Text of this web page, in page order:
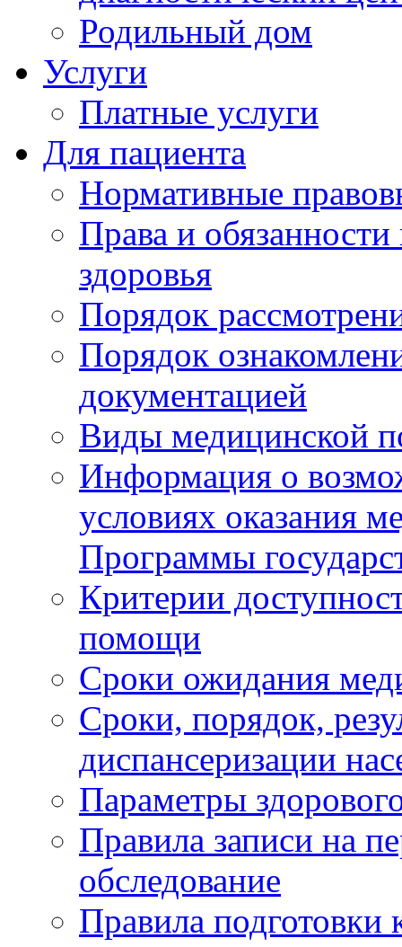
Родильный дом
Услуги
Платные услуги
Для пациента
Нормативные
Права и
здоровья
Порядок
Порядок
документацией
Виды медицинской
Информация о
условиях оказания
Программы
Критерии
помощи
Сроки ожидания
Сроки, порядок,
диспансеризации
Параметры
Правила записи на
обследование
Правила подготовки